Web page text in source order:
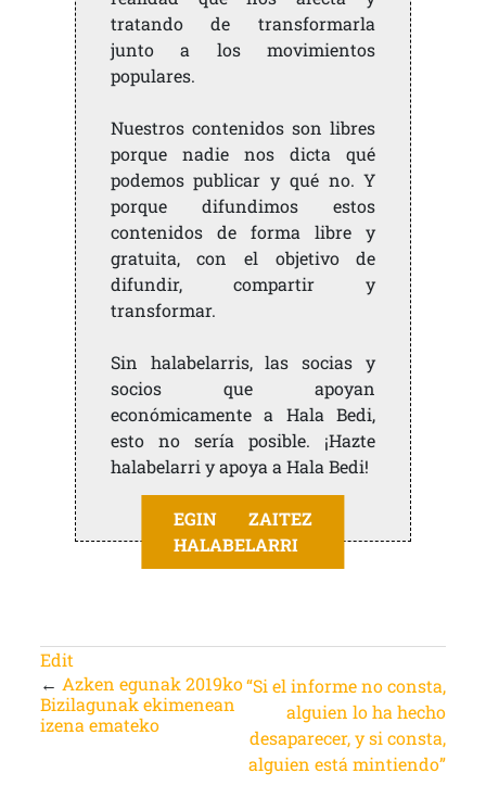
tratando de transformarla
junto a los movimientos
populares.
Nuestros contenidos son libres
porque nadie nos dicta qué
podemos publicar y qué no. Y
porque difundimos estos
contenidos de forma libre y
gratuita, con el objetivo de
difundir, compartir y
transformar.
Sin halabelarris, las socias y
socios que apoyan
económicamente a Hala Bedi,
esto no sería posible. ¡Hazte
halabelarri y apoya a Hala Bedi!
EGIN ZAITEZ
HALABELARRI
Edit
← Azken egunak 2019ko
Bizilagunak ekimenean
izena emateko
“Si el informe no consta,
alguien lo ha hecho
desaparecer, y si consta,
alguien está mintiendo”